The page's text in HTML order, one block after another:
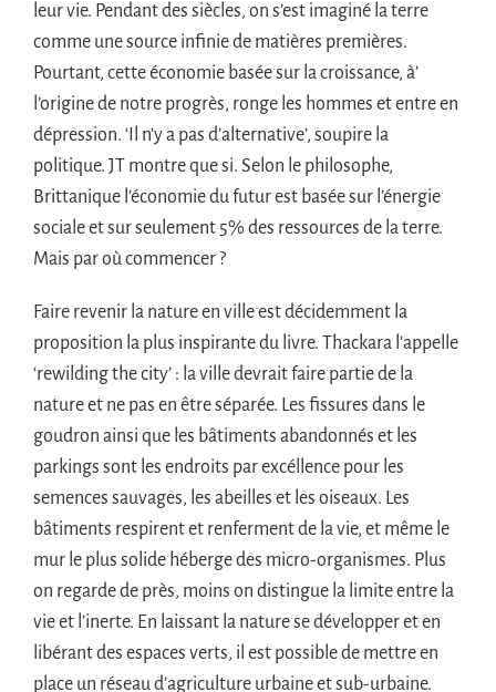
leur vie. Pendant des siècles, on s’est imaginé la terre
comme une source infinie de matières premières.
Pourtant, cette économie basée sur la croissance, à’
l’origine de notre progrès, ronge les hommes et entre en
dépression. ‘Il n’y a pas d’alternative’, soupire la
politique. JT montre que si. Selon le philosophe,
Brittanique l’économie du futur est basée sur l’énergie
sociale et sur seulement 5% des ressources de la terre.
Mais par où commencer ?
Faire revenir la nature en ville est décidemment la
proposition la plus inspirante du livre. Thackara l’appelle
‘rewilding the city’ : la ville devrait faire partie de la
nature et ne pas en être séparée. Les fissures dans le
goudron ainsi que les bâtiments abandonnés et les
parkings sont les endroits par excéllence pour les
semences sauvages, les abeilles et les oiseaux. Les
bâtiments respirent et renferment de la vie, et même le
mur le plus solide héberge des micro-organismes. Plus
on regarde de près, moins on distingue la limite entre la
vie et l’inerte. En laissant la nature se développer et en
libérant des espaces verts, il est possible de mettre en
place un réseau d’agriculture urbaine et sub-urbaine.